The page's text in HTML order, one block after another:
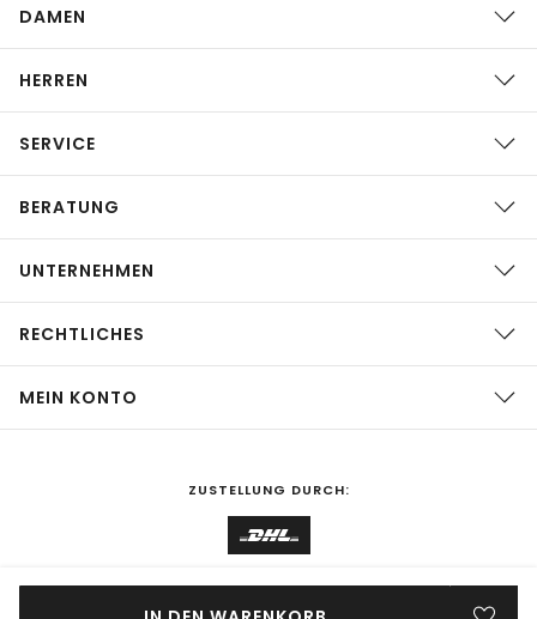
DAMEN
HERREN
SERVICE
BERATUNG
UNTERNEHMEN
RECHTLICHES
MEIN KONTO
ZUSTELLUNG DURCH: